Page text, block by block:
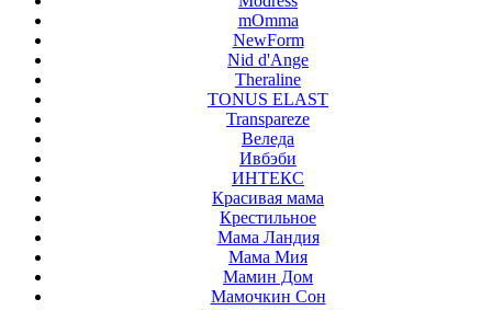
mOmma
NewForm
Nid d'Ange
Theraline
TONUS ELAST
Transpareze
Веледа
Ивбэби
ИНТЕКС
Красивая мама
Крестильное
Мама Ландия
Мама Мия
Мамин Дом
Мамочкин Сон